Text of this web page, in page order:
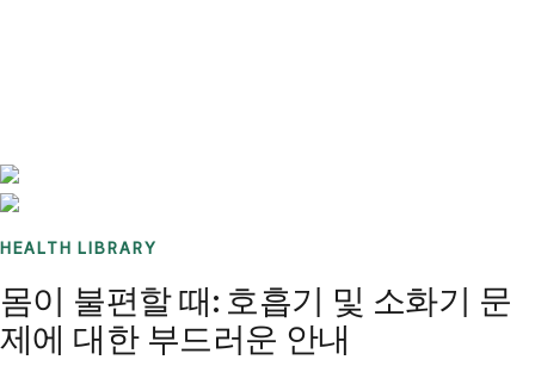
HEALTH LIBRARY
몸이 불편할 때: 호흡기 및 소화기 문
제에 대한 부드러운 안내